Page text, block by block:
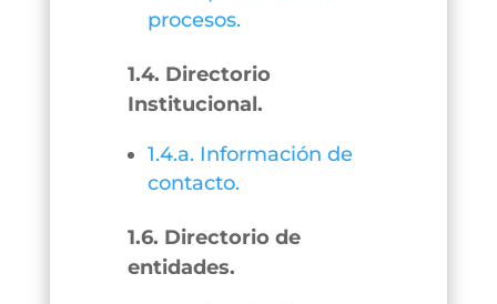
procesos.
1.4. Directorio
Institucional.
1.4.a. Información de
contacto.
1.6. Directorio de
entidades.